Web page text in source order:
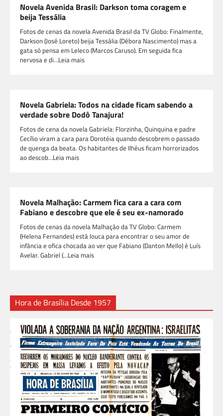
Novela Avenida Brasil: Darkson toma coragem e
beija Tessália
Fotos de cenas da novela Avenida Brasil da TV Globo: Finalmente,
Darkson (José Loreto) beija Tessália (Débora Nascimento) mas a
gata só pensa em Leleco (Marcos Caruso). Em seguida fica
nervosa e di…Leia mais
Novela Gabriela: Todos na cidade ficam sabendo a
verdade sobre Dodô Tanajura!
Fotos de cena da novela Gabriela: Florzinha, Quinquina e padre
Cecílio viram a cara para Dorotéia quando descobrem o passado
de quenga da beata. Os habitantes de Ilhéus ficam horrorizados
ao descob…Leia mais
Novela Malhação: Carmem fica cara a cara com
Fabiano e descobre que ele é seu ex-namorado
Fotos de cenas da novela Malhação da TV Globo: Carmem
(Helena Fernandes) está louca para encontrar o seu amor de
infância e ofica chocada ao ver que Fabiano (Danton Mello) é Luís
Avelar. Gabriel (…Leia mais
Hora de Brasília Desde 1957